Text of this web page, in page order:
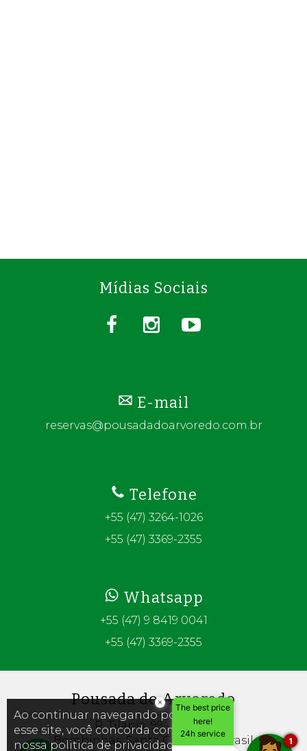
Mídias Sociais
E-mail
reservas@pousadadoarvoredo.com.br
Telefone
+55 (47) 3264-1026
+55 (47) 3369-2355
Whatsapp
+55 (47) 9 8419 0041
+55 (47) 3369-2355
Pousada do Arvoredo
R. Tilápia, 99 - Centro
Bombinhas, Santa Catarina - Brasil
Ao continuar navegando por
esse site, você concorda com
nossa politica de privacidade de
×
×
The best price
here!
24h service
1